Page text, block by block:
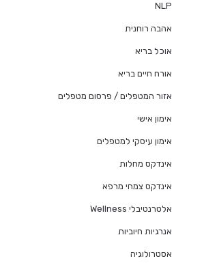
NLP
אהבה רוחנית
אוכל בריא
אורח חיים בריא
אזור המטפלים / פרסום מטפלים
אימון אישי
אימון עיסקי למטפלים
אינדקס מחלות
אינדקס צמחי מרפא
אלטרנטיבלי Wellness
אנרגיות חיוביות
אסטרולוגיה